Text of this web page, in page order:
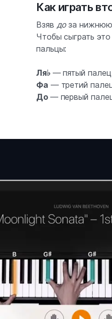
Как играть
Взяв до за нижнюю
Чтобы сыграть
пальцы:
Ля♭ — пятый
Фа — третий
До — первый